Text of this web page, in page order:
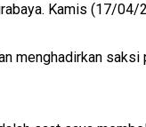
Kamis (17/04/
menghadirkan